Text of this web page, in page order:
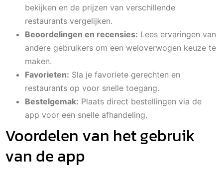
bekijken en de prijzen van verschillende
restaurants vergelijken.
Beoordelingen en recensies: Lees ervaringen van
andere gebruikers om een weloverwogen keuze te
maken.
Favorieten: Sla je favoriete gerechten en
restaurants op voor snelle toegang.
Bestelgemak: Plaats direct bestellingen via de
app voor een snelle afhandeling.
Voordelen van het gebruik
van de app